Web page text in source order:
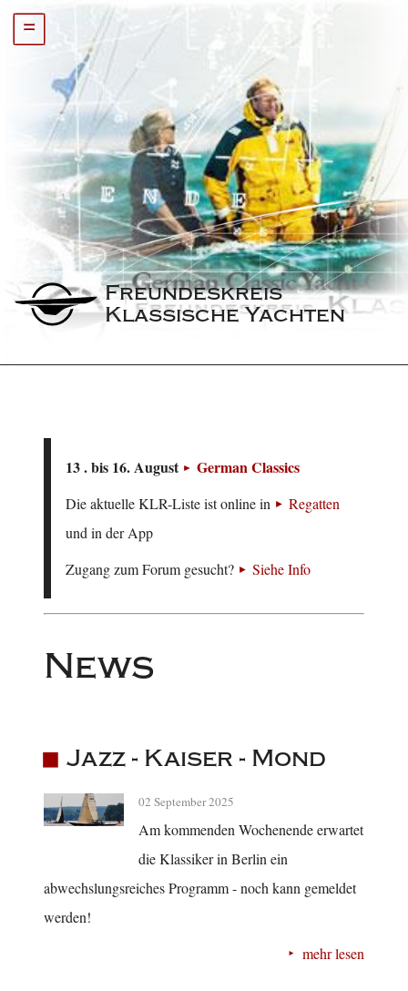
=
Freundeskreis
Klassische Yachten
13 . bis 16. August German Classics
Die aktuelle KLR-Liste ist online in
Regatten
und in der App
Zugang zum Forum gesucht?
Siehe Info
News
Jazz - Kaiser - Mond
02 September 2025
Am kommenden Wochenende erwartet
die Klassiker in Berlin ein
abwechslungsreiches Programm - noch kann gemeldet
werden!
mehr lesen